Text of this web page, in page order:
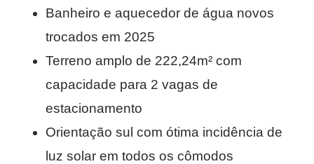
Banheiro e aquecedor de água novos
trocados em 2025
Terreno amplo de 222,24m² com
capacidade para 2 vagas de
estacionamento
Orientação sul com ótima incidência de
luz solar em todos os cômodos